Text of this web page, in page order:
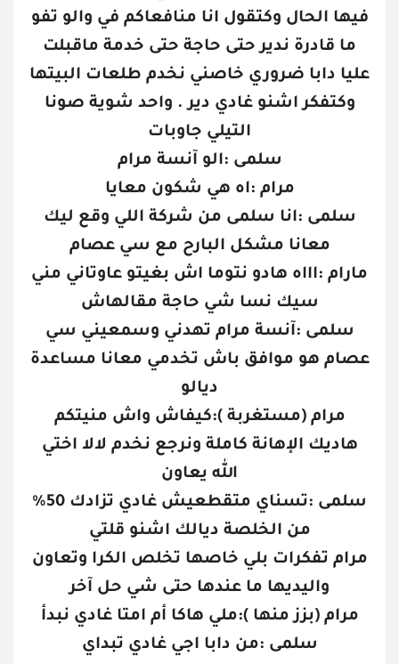
فيها الحال وكتقول انا منافعاكم في والو تفو
ما قادرة ندير حتى حاجة حتى خدمة ماقبلت
عليا دابا ضروري خاصني نخدم طلعات البيتها
وكتفكر اشنو غادي دير . واحد شوية صونا
التيلي جاوبات
سلمى :الو آنسة مرام
مرام :اه هي شكون معايا
سلمى :انا سلمى من شركة اللي وقع ليك
معانا مشكل البارح مع سي عصام
مارام :اااه هادو نتوما اش بغيتو عاوتاني مني
سيك نسا شي حاجة مقالهاش
سلمى :آنسة مرام تهدني وسمعيني سي
عصام هو موافق باش تخدمي معانا مساعدة
ديالو
مرام (مستغربة ):كيفاش واش منيتكم
هاديك الإهانة كاملة ونرجع نخدم لالا اختي
الله يعاون
سلمى :تسناي متقطعيش غادي تزادك 50%
من الخلصة ديالك اشنو قلتي
مرام تفكرات بلي خاصها تخلص الكرا وتعاون
واليديها ما عندها حتى شي حل آخر
مرام (بزز منها ):ملي هاكا أم امتا غادي نبدأ
سلمى :من دابا اجي غادي تبداي